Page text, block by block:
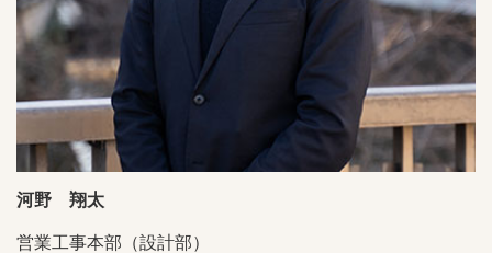
河野 翔太
営業工事本部（設計部）